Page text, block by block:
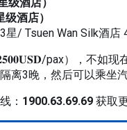
酒店）
/ Tsuen Wan Silk酒店
pax），不如现
离3晚，然后可以乘坐
： 1900.63.69.69 获取